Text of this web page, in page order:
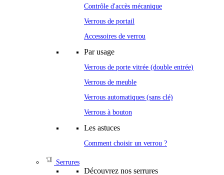
Contrôle d'accès mécanique
Verrous de portail
Accessoires de verrou
Par usage
Verrous de porte vitrée (double entrée)
Verrous de meuble
Verrous automatiques (sans clé)
Verrous à bouton
Les astuces
Comment choisir un verrou ?
Serrures
Découvrez nos serrures